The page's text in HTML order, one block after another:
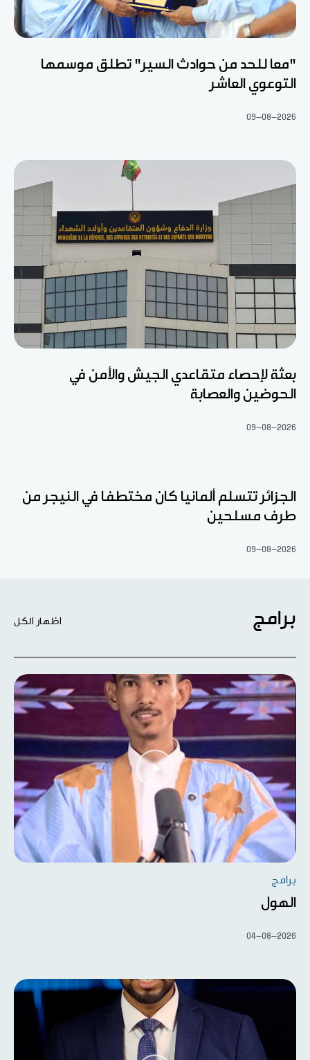
"معا للحد من حوادث السير" تطلق موسمها
التوعوي العاشر
09-08-2026
بعثة لإحصاء متقاعدي الجيش والأمن في
الحوضين والعصابة
09-08-2026
الجزائر تتسلم ألمانيا كان مختطفا في النيجر من
طرف مسلحين
09-08-2026
برامج اظهار الكل
برامج
الهول
04-08-2026